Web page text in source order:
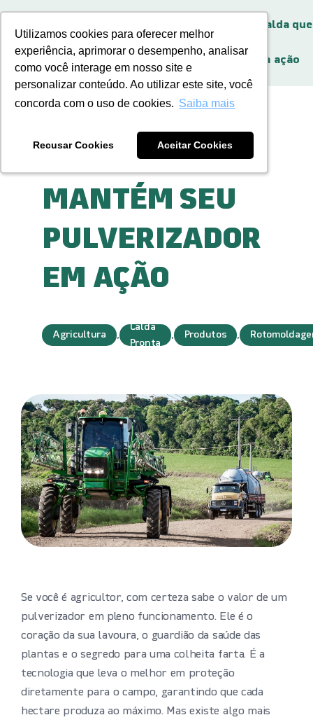
Utilizamos cookies para oferecer melhor
experiência, aprimorar o desempenho, analisar
como você interage em nosso site e
personalizar conteúdo. Ao utilizar este site, você
concorda com o uso de cookies. Saiba mais
Recusar Cookies Aceitar Cookies
Utilizamos cookies para oferecer melhor
experiência, aprimorar o desempenho, analisar
como você interage em nosso site e
personalizar conteúdo. Ao utilizar este site, você
concorda com o uso de cookies. Saiba mais
Recusar Cookies Aceitar Cookies
Rotomoldagem
A logística da calda que
pulverizador em ação
CALDA QUE
MANTÉM SEU
PULVERIZADOR
EM AÇÃO
Agricultura ,
Calda
Pronta
, Produtos ,
Se você é agricultor, com certeza sabe o valor de um
pulverizador em pleno funcionamento. Ele é o
coração da sua lavoura, o guardião da saúde das
plantas e o segredo para uma colheita farta. É a
tecnologia que leva o melhor em proteção
diretamente para o campo, garantindo que cada
hectare produza ao máximo. Mas existe algo mais